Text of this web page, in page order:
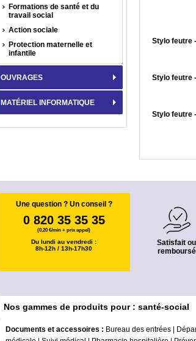
Stylo feutre
Stylo feutre
Stylo feutre
Formations de santé et du
travail social
Action sociale
Protection maternelle et
infantile
OUVRAGES
MATÉRIEL INFORMATIQUE
Une question ? Un conseil ?
0 820 35 35 35
(0,20 €/min + prix appel)
Du lundi au vendredi :
8h-12h / 13h-17h30
Satisfait ou
remboursé
Nos gammes de produits pour : santé-social
Documents et accessoires : Bureau des entrées